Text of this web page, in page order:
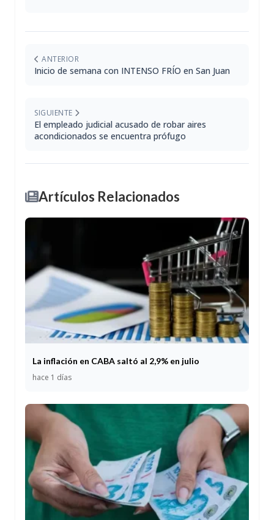
ANTERIOR
Inicio de semana con INTENSO FRÍO en San Juan
SIGUIENTE
El empleado judicial acusado de robar aires
acondicionados se encuentra prófugo
Artículos Relacionados
La inflación en CABA saltó al 2,9% en julio
hace 1 días